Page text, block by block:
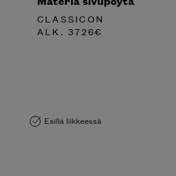
CLASSICON
ALK. 3726€
Esillä liikkeessä